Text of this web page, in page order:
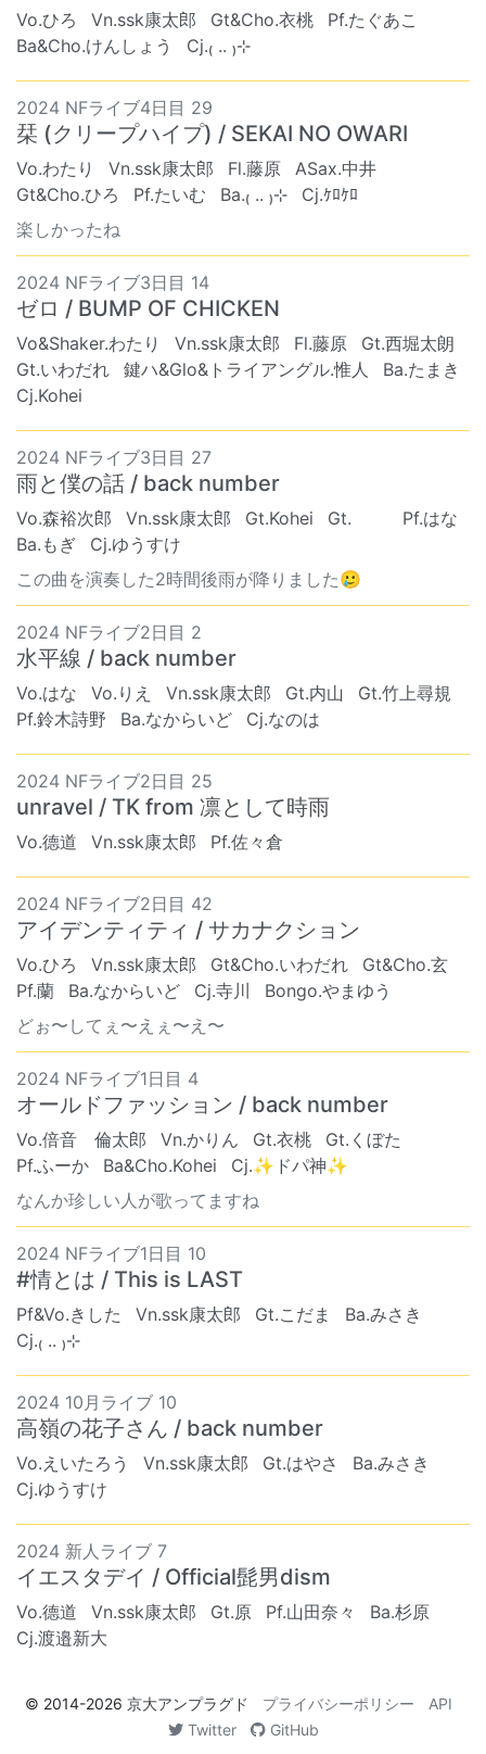
Vo.ひろ Vn.ssk康太郎 Gt&Cho.衣桃
Pf.たぐあこ
Ba&Cho.けんしょう
Cj.₍ .. ₎⊹
2024 NFライブ4日目 29
栞 (クリープハイプ) / SEKAI NO OWARI
Vo.わたり Vn.ssk康太郎 Fl.藤原
ASax.中井
Gt&Cho.ひろ
Pf.たいむ Ba.₍ .. ₎⊹
Cj.ｹﾛｹﾛ
楽しかったね
2024 NFライブ3日目 14
ゼロ / BUMP OF CHICKEN
Vo&Shaker.わたり Vn.ssk康太郎 Fl.藤原
Gt.西堀太朗
Gt.いわだれ
鍵ハ&Glo&トライアングル.惟人
Ba.たまき
Cj.Kohei
2024 NFライブ3日目 27
雨と僕の話 / back number
Vo.森裕次郎 Vn.ssk康太郎 Gt.Kohei Gt. ︎︎ ︎︎
Pf.はな
Ba.もぎ
Cj.ゆうすけ
この曲を演奏した2時間後雨が降りました🥲‎
2024 NFライブ2日目 2
水平線 / back number
Vo.はな Vo.りえ Vn.ssk康太郎 Gt.内山
Gt.竹上尋規
Pf.鈴木詩野
Ba.なからいど Cj.なのは
2024 NFライブ2日目 25
unravel / TK from 凛として時雨
Vo.德道 Vn.ssk康太郎 Pf.佐々倉
2024 NFライブ2日目 42
アイデンティティ / サカナクション
Vo.ひろ Vn.ssk康太郎 Gt&Cho.いわだれ
Gt&Cho.玄
Pf.蘭
Ba.なからいど Cj.寺川
Bongo.やまゆう
どぉ〜してぇ〜えぇ〜え〜
2024 NFライブ1日目 4
オールドファッション / back number
Vo.倍音 倫太郎 Vn.かりん Gt.衣桃
Gt.くぼた
Pf.ふーか
Ba&Cho.Kohei
Cj.✨ドパ神✨
なんか珍しい人が歌ってますね
2024 NFライブ1日目 10
#情とは / This is LAST
Pf&Vo.きした Vn.ssk康太郎 Gt.こだま
Ba.みさき
Cj.₍ .. ₎⊹
2024 10月ライブ 10
高嶺の花子さん / back number
Vo.えいたろう Vn.ssk康太郎 Gt.はやさ
Ba.みさき
Cj.ゆうすけ
2024 新人ライブ 7
イエスタデイ / Official髭男dism
Vo.德道 Vn.ssk康太郎 Gt.原 Pf.山田奈々
Ba.杉原
Cj.渡邉新大
© 2014-2026 京大アンプラグド プライバシーポリシー
API
Twitter
GitHub